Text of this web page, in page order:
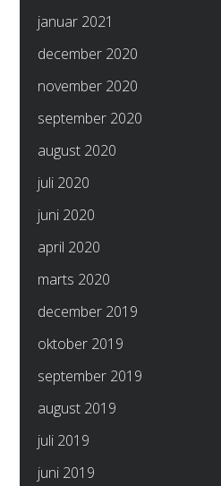
januar 2021
december 2020
november 2020
september 2020
august 2020
juli 2020
juni 2020
april 2020
marts 2020
december 2019
oktober 2019
september 2019
august 2019
juli 2019
juni 2019